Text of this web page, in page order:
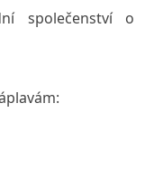
společenství o